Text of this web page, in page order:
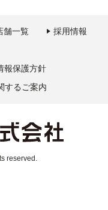
舗一覧
採用情報
報保護方針
するご案内
reserved.